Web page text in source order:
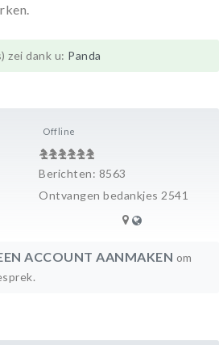
Offline
Berichten: 8563
Ontvangen bedankjes 2541
zei dank u: Panda
ACCOUNT AANMAKEN om